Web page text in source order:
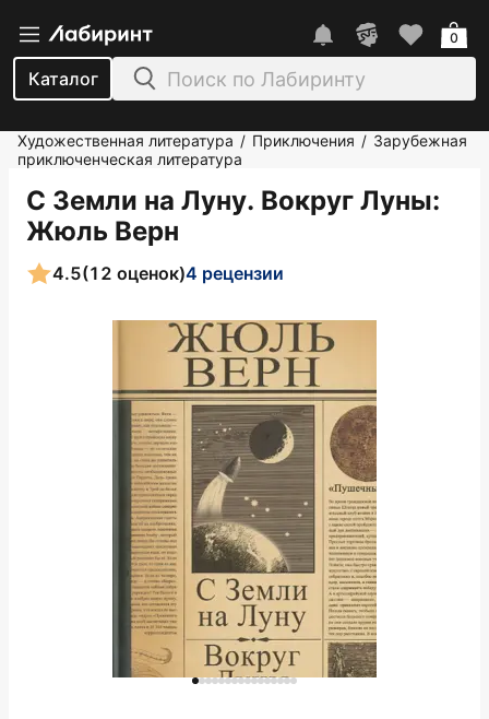
Каталог
0
Художественная литература / Приключения / Зарубежная
приключенческая литература
С Земли на Луну. Вокруг Луны:
Жюль Верн
4.5(12 оценок)4 рецензии